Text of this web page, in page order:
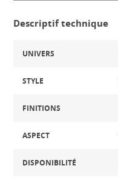
Descriptif technique
UNIVERS
STYLE
FINITIONS
ASPECT
DISPONIBILITÉ